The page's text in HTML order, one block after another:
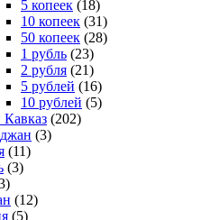
5 копеек (18)
10 копеек (31)
50 копеек (28)
1 рубль (23)
2 рубля (21)
5 рублей (16)
10 рублей (5)
(202)
(3)
(11)
(3)
(12)
(5)